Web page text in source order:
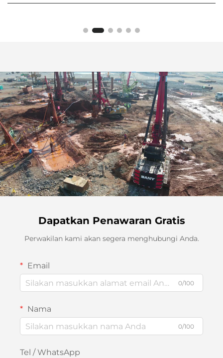
Dapatkan Penawaran Gratis
Perwakilan kami akan segera menghubungi Anda.
Email
0/100
Nama
0/100
Tel / WhatsApp